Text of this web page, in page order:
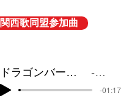
関西歌同盟参加曲
ドラゴンバースト 桜華
-01:17